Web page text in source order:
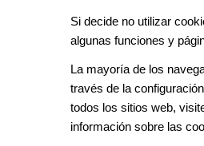
Si decide no utilizar
algunas funciones y
La mayoría de los
través de la
todos los sitios web,
información sobre las